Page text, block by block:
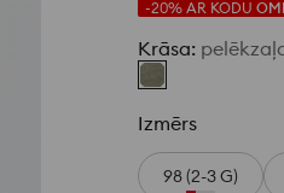
-20% AR KODU
Krāsa:
Izmērs
98 (2-3 G)